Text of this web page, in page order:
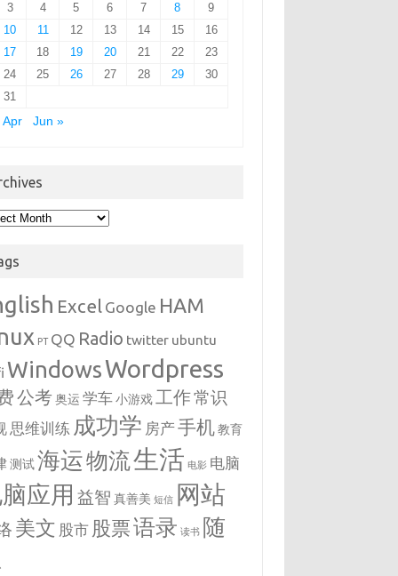
3
4 5 6 7 8
9
10
11 12 13 14 15
16
17
18 19 20 21 22
23
24
25 26 27 28 29
30
31
Apr
Jun »
Excel Google HAM
PT QQ Radio twitter ubuntu
WindowsWordpress
公考 奥运 学车 小游戏 工作常识
思维训练 成功学 房产手机 教育
测试 海运物流生活 电影 电脑
应用 益智 真善美 短信 网站
美文 股市 股票语录 读书 随